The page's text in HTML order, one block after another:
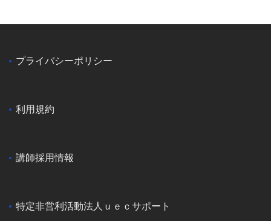
プライバシーポリシー
利用規約
講師採用情報
特定非営利活動法人ｕｅｃサポート